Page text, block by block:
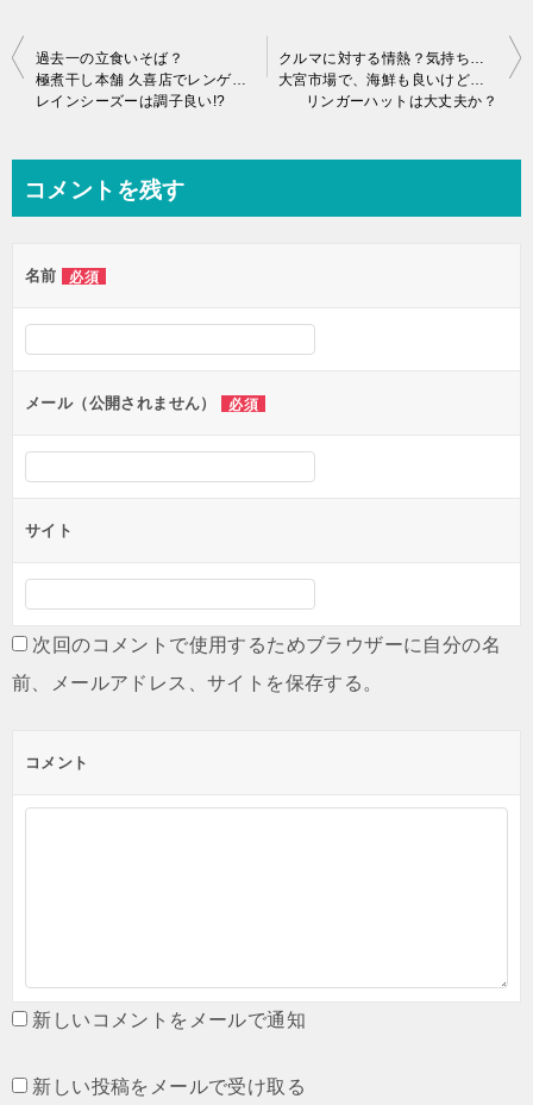
投
シ
ョ
ン
過去一の立食いそば？
極煮干し本舗 久喜店でレンゲが立つ？鬼煮干しらーめん
レインシーズーは調子良い!?
クルマに対する情熱？気持ち？は、いつまで続けられるのか？
大宮市場で、海鮮も良いけどカレーもネッ！
リンガーハットは大丈夫か？
コメントを残す
名前 必須
メール（公開されません） 必須
サイト
次回のコメントで使用するためブラウザーに自分の名
前、メールアドレス、サイトを保存する。
コメント
新しいコメントをメールで通知
新しい投稿をメールで受け取る